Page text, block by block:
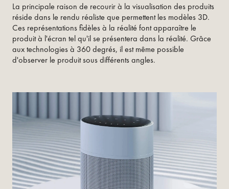
La principale raison de recourir à la visualisation des produits
réside dans le rendu réaliste que permettent les modèles 3D.
Ces représentations fidèles à la réalité font apparaître le
produit à l'écran tel qu'il se présentera dans la réalité. Grâce
aux technologies à 360 degrés, il est même possible
d'observer le produit sous différents angles.